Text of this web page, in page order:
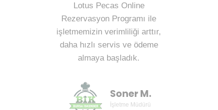
Lotus Pecas Online
Rezervasyon Programı ile
işletmemizin verimliliği arttır,
daha hızlı servis ve ödeme
almaya başladık.
Soner M.
İşletme Müdürü